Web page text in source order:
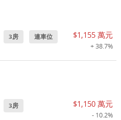
3房 連車位 $1,155 萬元
+ 38.7%
3房 $1,150 萬元
- 10.2%